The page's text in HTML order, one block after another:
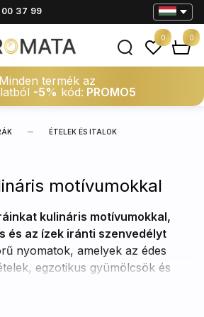
37 99
Minden termék az
-5% kód: PROMO5
0 0
ÉTELEK ÉS ITALOK
motívumokkal
kulináris motívumokkal,
és az ízek iránti szenvedélyt
nyomatok, amelyek az édes
egzotikus gyümölcsök és
idézik, tökéletes választást